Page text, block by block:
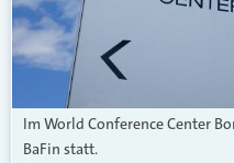
Im World Conference Center
BaFin statt.